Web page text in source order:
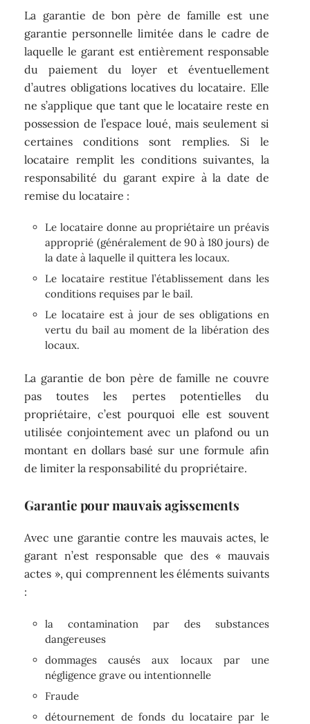
La garantie de bon père de famille est une
garantie personnelle limitée dans le cadre de
laquelle le garant est entièrement responsable
du paiement du loyer et éventuellement
d’autres obligations locatives du locataire. Elle
ne s’applique que tant que le locataire reste en
possession de l’espace loué, mais seulement si
certaines conditions sont remplies. Si le
locataire remplit les conditions suivantes, la
responsabilité du garant expire à la date de
remise du locataire :
Le locataire donne au propriétaire un préavis
approprié (généralement de 90 à 180 jours) de
la date à laquelle il quittera les locaux.
Le locataire restitue l’établissement dans les
conditions requises par le bail.
Le locataire est à jour de ses obligations en
vertu du bail au moment de la libération des
locaux.
La garantie de bon père de famille ne couvre
pas toutes les pertes potentielles du
propriétaire, c’est pourquoi elle est souvent
utilisée conjointement avec un plafond ou un
montant en dollars basé sur une formule afin
de limiter la responsabilité du propriétaire.
Garantie pour mauvais agissements
Avec une garantie contre les mauvais actes, le
garant n’est responsable que des « mauvais
actes », qui comprennent les éléments suivants
:
la contamination par des substances
dangereuses
dommages causés aux locaux par une
négligence grave ou intentionnelle
Fraude
détournement de fonds du locataire par le